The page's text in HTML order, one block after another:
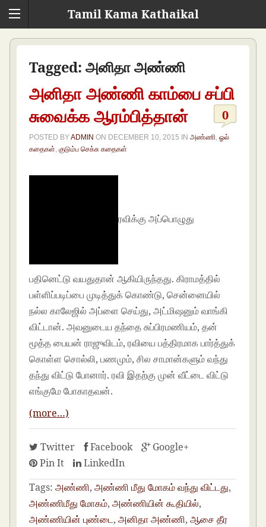
Tamil Kama Kathaikal
Tagged: அனிதா அண்ணி
அனிதா அண்ணி காம்பை சப்பி
சுவைக்க ஆரம்பித்தான்
0
POSTED BYADMIN ON DECEMBER 10, 2015 INஅண்ணி ,ஓல்
கதைகள் ,குடும்ப செக்சு கதைகள்
ரவிக்கு அப்பொழுது
பதினெட்டு வயதுதான் ஆகியிருந்தது. கிராமத்தில்
பள்ளிப்படிப்பை முடித்துக் கொண்டு, சென்னையில்
நல்ல காலேஜில் அப்ளை செய்து, அட்மிஷனும் வாங்கி
விட்டான். அவனுடைய தந்தை சுப்பிரமணியம், தன்
மூத்த பையன் ராஜுவிடம், ரவியை பத்திரமாக பார்த்துக்
கொள்ள சொல்லி, பணமும், சில சாமான்களும் வந்து
தந்து விட்டு போனார். ரவி இதற்கு முன் வீட்டை விட்டு
எங்குமே போகாதவன்.
(more…)
Twitter Facebook
Google+
Pin It
LinkedIn
Tags: அண்ணி,அண்ணி மீது மோகம் வந்து விட்டது,
அண்ணிமீது மோகம்,அண்ணியின் கூதியில்,
அண்ணியின் புண்டை,அனிதா அண்ணி,ஆசை தீர